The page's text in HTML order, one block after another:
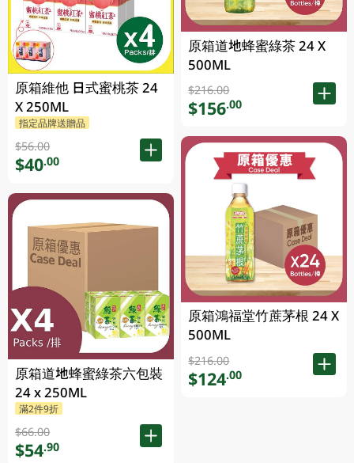
原箱維他 日式蜜桃茶 24
X 250ML
指定品牌送贈品
$56.00
$40.00
原箱道地蜂蜜綠茶六包裝
24 x 250ML
滿2件9折
$66.00
$54.90
原箱道地蜂蜜綠茶 24 X
500ML
$216.00
$156.00
原箱鴻福堂竹蔗茅根 24 X
500ML
$216.00
$124.00